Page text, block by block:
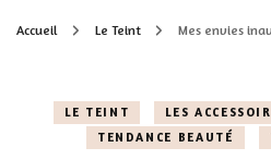
Accueil Le Teint Mes envies
LE TEINT LES
TENDANCE BEAUTÉ